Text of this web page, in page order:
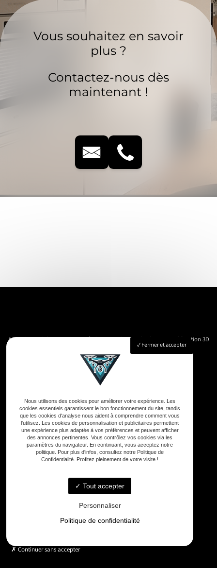
Vous souhaitez en savoir
plus ?
Contactez-nous dès
maintenant !
Accueil Suivi de chantier
Modélisation 3D
Contact
Adresse
33590 Vensac
Téléphone
06 33 48 35 75
Email
contact@gd-drones-services.fr
Horaires
Fermer et accepter
Nous utilisons des cookies pour améliorer votre expérience. Les
cookies essentiels garantissent le bon fonctionnement du site, tandis
que les cookies d'analyse nous aident à comprendre comment vous
l'utilisez. Les cookies de personnalisation et publicitaires permettent
une expérience plus adaptée à vos préférences et peuvent afficher
des annonces pertinentes. Vous contrôlez vos cookies via les
paramètres du navigateur. En continuant, vous acceptez notre
politique. Pour plus d'infos, consultez notre Politique de
Confidentialité. Profitez pleinement de votre visite !
Tout accepter
Personnaliser
Politique de confidentialité
Continuer sans accepter